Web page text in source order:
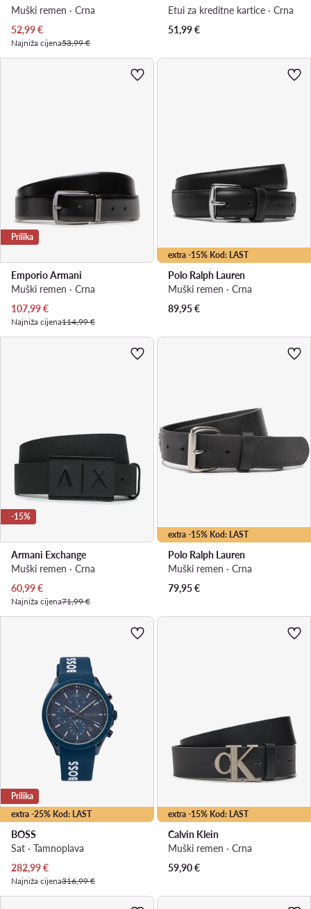
Muški remen · Crna
Trenutna cijena
52,99€
Najniža cijena53,99 €
Etui za kreditne kartice · Crna
51,99€
Prilika
Emporio Armani
Muški remen · Crna
Trenutna cijena
107,99€
Najniža cijena114,99 €
extra -15% Kod: LAST
Polo Ralph Lauren
Muški remen · Crna
89,95€
-15%
Armani Exchange
Muški remen · Crna
Trenutna cijena
60,99€
Najniža cijena71,99 €
extra -15% Kod: LAST
Polo Ralph Lauren
Muški remen · Crna
79,95€
extra -25% Kod: LAST
Prilika
BOSS
Sat · Tamnoplava
Trenutna cijena
282,99€
Najniža cijena316,99 €
extra -15% Kod: LAST
Calvin Klein
Muški remen · Crna
59,90€